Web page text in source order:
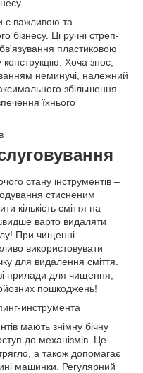
є важливою та
бізнесу. Ці ручні стреп-
пластиковою
Хоча знос,
неминучі, належний
збільшення
їхнього
стану інструментів –
стисненим
кількість сміття на
варто видаляти
При чищенні
використовувати
для видалення сміття.
прилади для чищення,
пошкоджень!
мають знімну бічну
до механізмів. Це
а також допомагає
машинки. Регулярний